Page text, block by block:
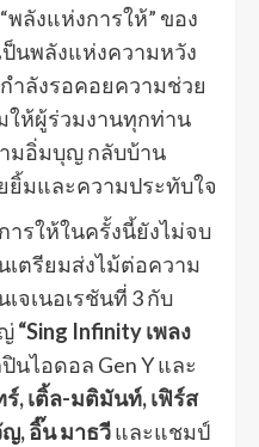
ลังแห่งการให้” ของ
นพลังแห่งความหวัง
ำลังรอคอยความช่วย
ให้ผู้ร่วมงานทุกท่าน
มอิ่มบุญ กลับบ้าน
ยิ้มและความประทับใจ
รให้ในครั้งนี้ยังไม่จบ
เตรียมส่งไม้ต่อความ
จเนอเรชันที่ 3 กับ
“Sing Infinity เพลง
นไอดอล Gen Y และ
, เติ้ล-มติมันท์, เฟิร์ส
, อิ๊น มาธวีและแชมป์